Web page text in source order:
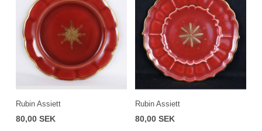
Rubin Assiett
80,00 SEK
Rubin Assiett
80,00 SEK